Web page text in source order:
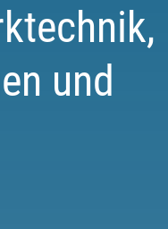
und